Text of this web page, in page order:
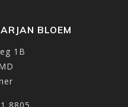
BLOEM
1B